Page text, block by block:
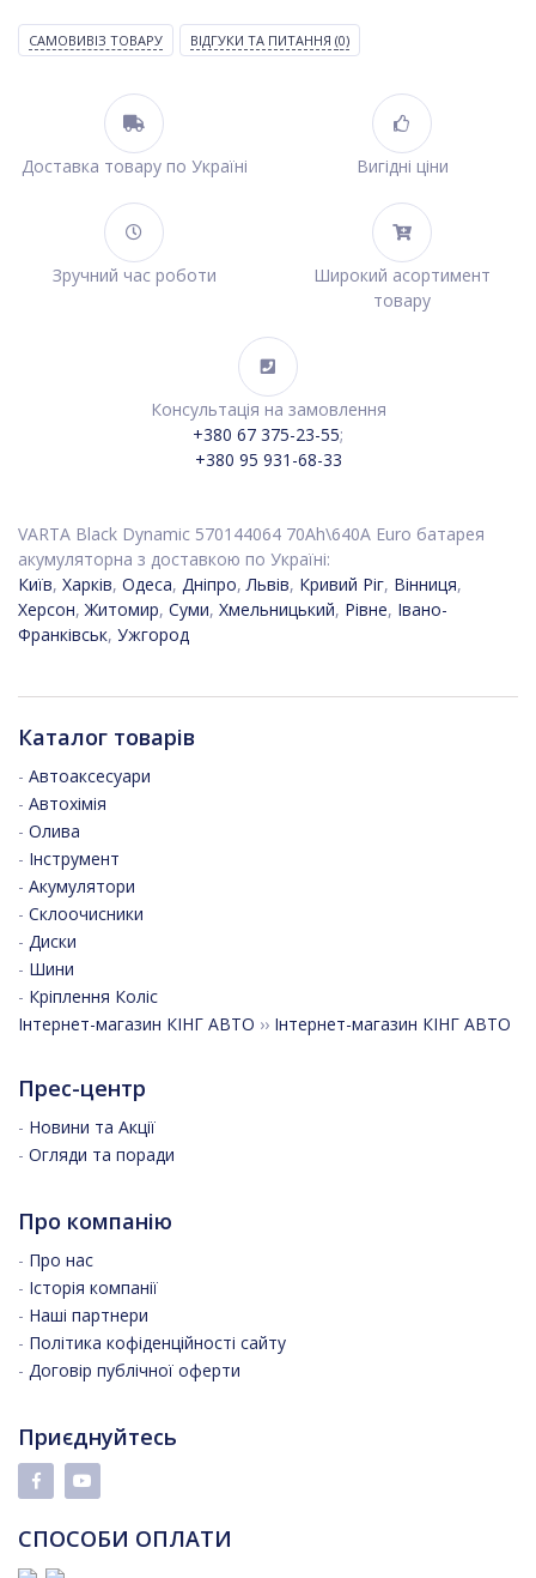
САМОВИВІЗ ТОВАРУ ВІДГУКИ ТА ПИТАННЯ (0)
Доставка товару по Україні Вигідні ціни
Зручний час роботи
Широкий асортимент
товару
Консультація на замовлення
+380 67 375-23-55;
+380 95 931-68-33
VARTA Black Dynamic 570144064 70Ah\640A Euro батарея
акумуляторна з доставкою по Україні:
Київ, Харків, Одеса, Дніпро,Львів, Кривий Ріг, Вінниця,
Херсон,Житомир, Суми, Хмельницький, Рівне, Івано-
Франківськ, Ужгород
Каталог товарів
- Автоаксесуари
- Автохімія
- Олива
- Інструмент
- Акумулятори
- Склоочисники
- Диски
- Шини
- Кріплення Коліс
Інтернет-магазин КІНГ АВТО ›› Інтернет-магазин КІНГ АВТО
Прес-центр
- Новини та Акції
- Огляди та поради
Про компанію
- Про нас
- Історія компанії
- Наші партнери
- Політика кофіденційності сайту
- Договір публічної оферти
Приєднуйтесь
СПОСОБИ ОПЛАТИ